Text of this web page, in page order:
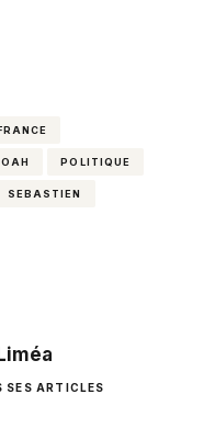
POLITIQUE
SEBASTIEN
SES ARTICLES